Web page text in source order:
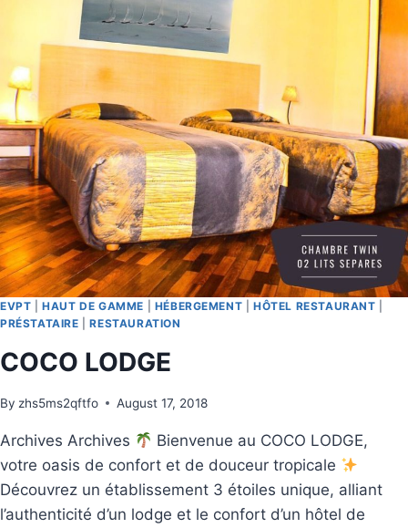
EVPT |HAUT DE GAMME HÉBERGEMENT |HÔTEL RESTAURANT
PRÉSTATAIRE |RESTAURATION
COCO LODGE
By zhs5ms2qftfo August 17, 2018
Archives Archives
Bienvenue au COCO LODGE,
votre oasis de confort et de douceur tropicale
Découvrez un établissement 3 étoiles unique, alliant
l’authenticité d’un lodge et le confort d’un hôtel de